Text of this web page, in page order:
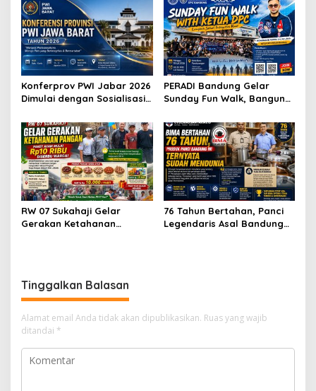
Karier Internasional
Konferprov PWI Jabar 2026
Dimulai dengan Sosialisasi
Transparansi dan
Profesionalisme
PERADI Bandung Gelar
Sunday Fun Walk, Bangun
Integritas Advokat
RW 07 Sukahaji Gelar
Gerakan Ketahanan
76 Tahun Bertahan, Panci
Legendaris Asal Bandung
Tinggalkan Balasan
Alamat email Anda tidak akan dipublikasikan. Ruas yang wajib
ditandai *